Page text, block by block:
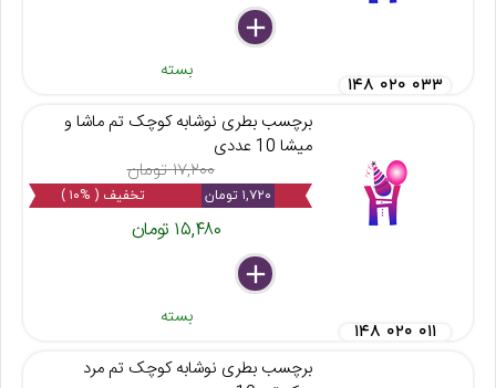
delete
remove
add
بسته
۱۴۸ ۰۲۰ ۰۳۳
برچسب بطری نوشابه کوچک تم ماشا و
میشا 10 عددی
۱۷,۲۰۰ تومان
۱,۷۲۰ تومان تخفیف ( %۱۰ )
۱۵,۴۸۰ تومان
delete
remove
add
بسته
۱۴۸ ۰۲۰ ۰۱۱
برچسب بطری نوشابه کوچک تم مرد